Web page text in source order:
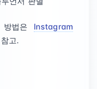
법은 Instagram
참고.